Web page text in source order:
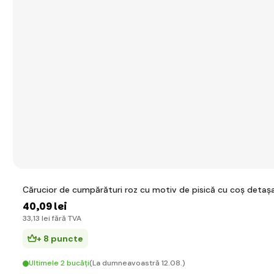
Cărucior de cumpărături roz cu motiv de pisică cu coș
40,09 lei
33,13 lei fără TVA
+ 8 puncte
Ultimele 2 bucăți(La dumneavoastră 12.08.)